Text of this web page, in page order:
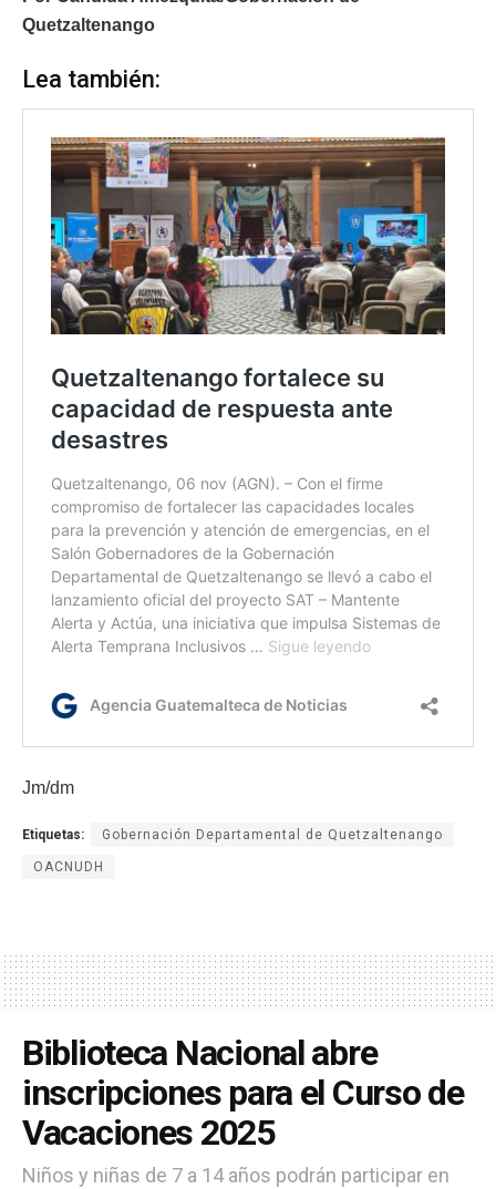
Quetzaltenango
Lea también:
Jm/dm
Etiquetas: Gobernación Departamental de Quetzaltenango
OACNUDH
Biblioteca Nacional abre
inscripciones para el Curso de
Vacaciones 2025
Niños y niñas de 7 a 14 años podrán participar en